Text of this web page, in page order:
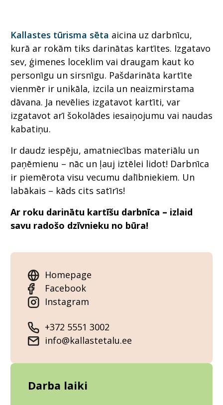
Kallastes tūrisma sēta aicina uz darbnīcu,
kurā ar rokām tiks darinātas kartītes. Izgatavo
sev, ģimenes loceklim vai draugam kaut ko
personīgu un sirsnīgu. Pašdarināta kartīte
vienmēr ir unikāla, izcila un neaizmirstama
dāvana. Ja nevēlies izgatavot kartīti, var
izgatavot arī šokolādes iesaiņojumu vai naudas
kabatiņu.
Ir daudz iespēju, amatniecības materiālu un
paņēmienu – nāc un ļauj iztēlei lidot! Darbnīca
ir piemērota visu vecumu dalībniekiem. Un
labākais – kāds cits satīrīs!
Ar roku darinātu kartīšu darbnīca – izlaid
savu radošo dzīvnieku no būra!
Homepage
Facebook
Instagram
+372 5551 3002
info@kallastetalu.ee
Darba laiki